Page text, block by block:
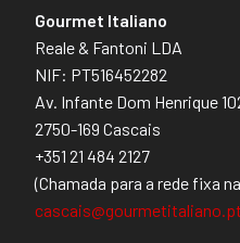
Gourmet Italiano
Reale & Fantoni LDA
NIF: PT516452282
Av. Infante Dom Henrique
2750-169 Cascais
+351 21 484 2127
(Chamada para a rede fixa
cascais@gourmetitaliano.pt